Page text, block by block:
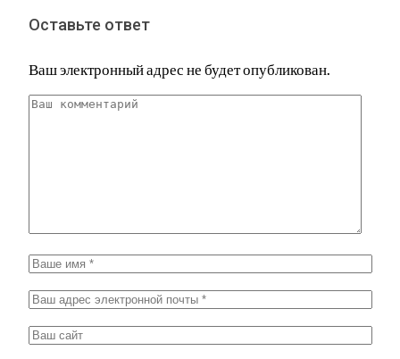
Оставьте ответ
Ваш электронный адрес не будет опубликован.